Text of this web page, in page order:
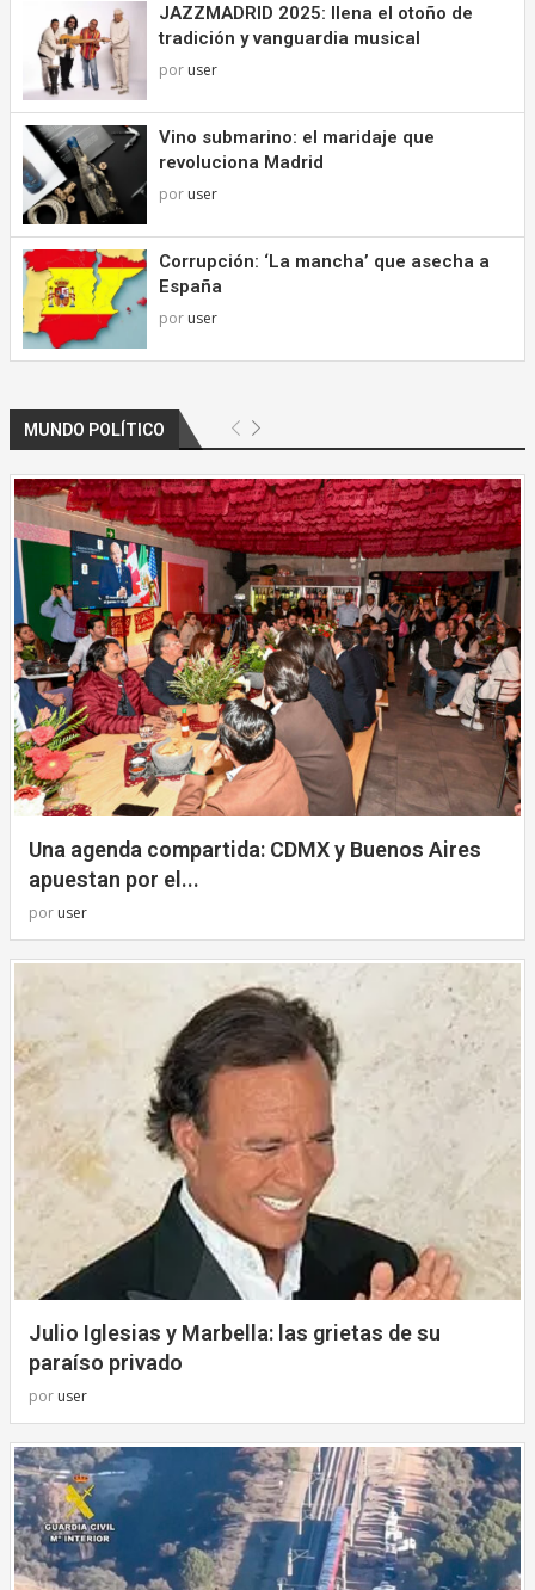
JAZZMADRID 2025: llena el otoño de
tradición y vanguardia musical
por user
Vino submarino: el maridaje que
revoluciona Madrid
por user
Corrupción: ‘La mancha’ que asecha a
España
por user
MUNDO POLÍTICO
Una agenda compartida: CDMX y Buenos Aires
apuestan por el...
por user
Julio Iglesias y Marbella: las grietas de su
paraíso privado
por user